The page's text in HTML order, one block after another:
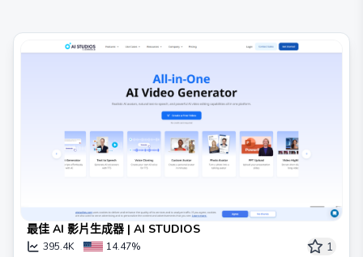
最佳 AI 影片生成器 | AI STUDIOS
395.4K 14.47% 1